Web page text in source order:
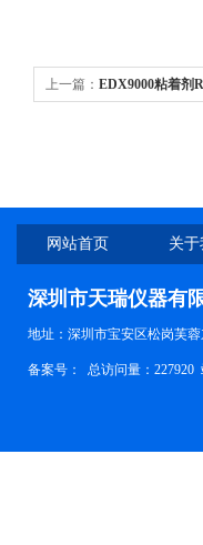
上一篇： EDX9000粘着剂
网站首页 关
深圳市天瑞仪器有
地址：深圳市宝安区松岗芙
备案号： 总访问量：227920